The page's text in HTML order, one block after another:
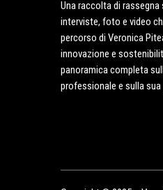
Una raccolta di
interviste, foto e video
percorso di Veronica
innovazione e
panoramica completa
professionale e sulla